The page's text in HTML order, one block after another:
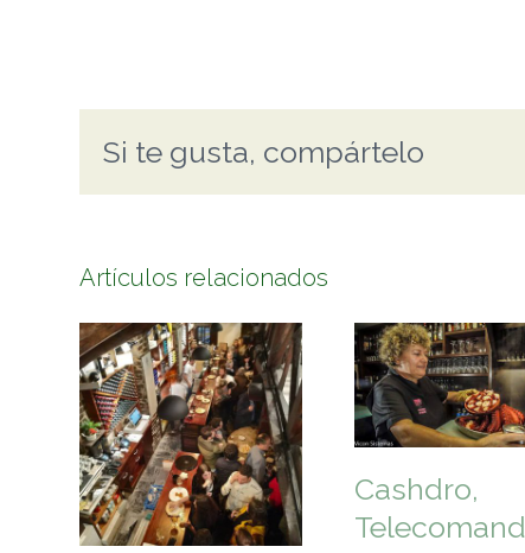
Si te gusta, compártelo
Artículos relacionados
Cashdro,